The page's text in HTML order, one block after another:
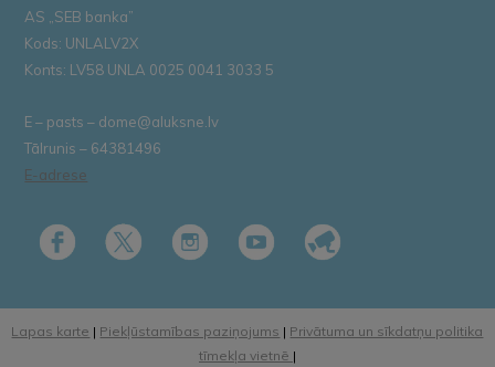
AS „SEB banka”
Kods: UNLALV2X
Konts: LV58 UNLA 0025 0041 3033 5
E – pasts – dome@aluksne.lv
Tālrunis – 64381496
E-adrese
Lapas karte | Piekļūstamības paziņojums | Privātuma un sīkdatņu politika
tīmekļa vietnē |